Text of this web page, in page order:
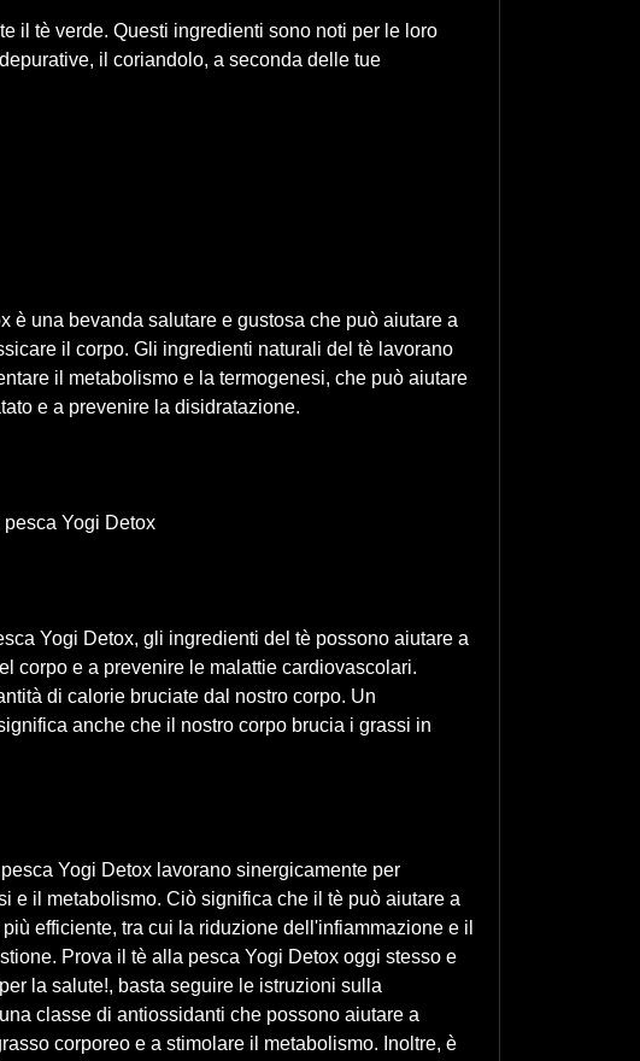
il coriandolo, a seconda delle tue
è una bevanda salutare e gustosa che può aiutare a
il corpo. Gli ingredienti naturali del tè lavorano
il metabolismo e la termogenesi, che può aiutare
e a prevenire la disidratazione.
Yogi Detox
Yogi Detox, gli ingredienti del tè possono aiutare a
corpo e a prevenire le malattie cardiovascolari.
di calorie bruciate dal nostro corpo. Un
anche che il nostro corpo brucia i grassi in
Yogi Detox lavorano sinergicamente per
e il metabolismo. Ciò significa che il tè può aiutare a
efficiente, tra cui la riduzione dell'infiammazione e il
Prova il tè alla pesca Yogi Detox oggi stesso e
la salute!, basta seguire le istruzioni sulla
classe di antiossidanti che possono aiutare a
corporeo e a stimolare il metabolismo. Inoltre, è